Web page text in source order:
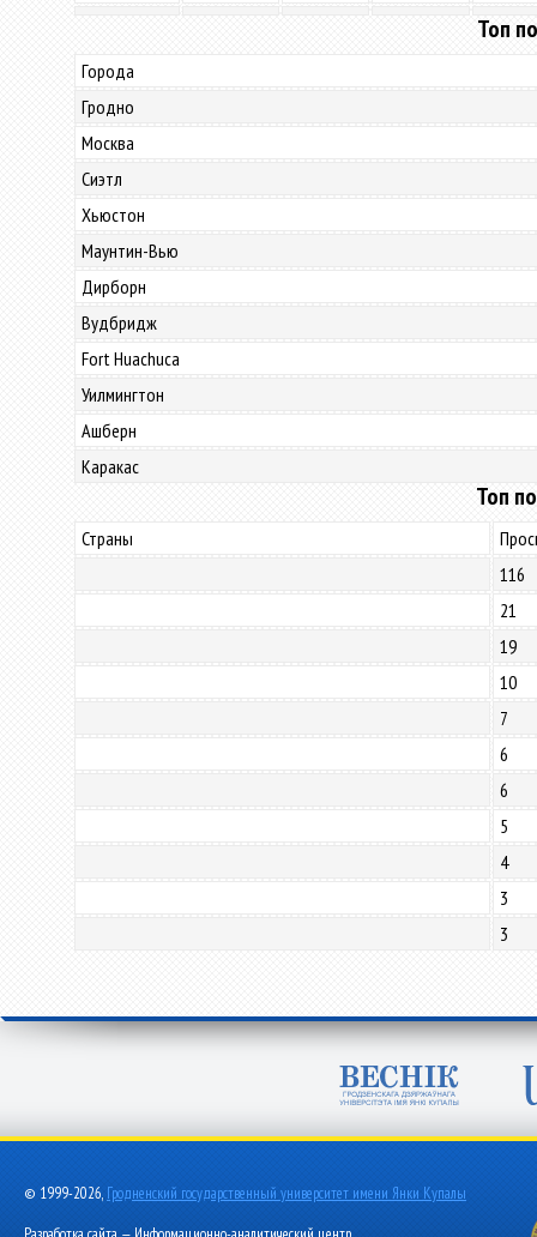
Топ
Города
Гродно
Москва
Сиэтл
Хьюстон
Маунтин-Вью
Дирборн
Вудбридж
Fort Huachuca
Уилмингтон
Ашберн
Каракас
Топ
Страны
116
21
19
10
7
6
6
5
4
3
3
© 1999-2026, Гродненский государственный университет имени Янки Купалы